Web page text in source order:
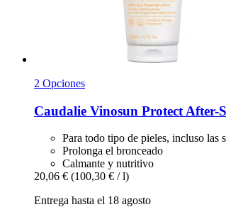
2 Opciones
Caudalie Vinosun Protect After-​
Para todo tipo de pieles, incluso las
Prolonga el bronceado
Calmante y nutritivo
20,06 € (100,30 € / l)
Entrega hasta el 18 agosto